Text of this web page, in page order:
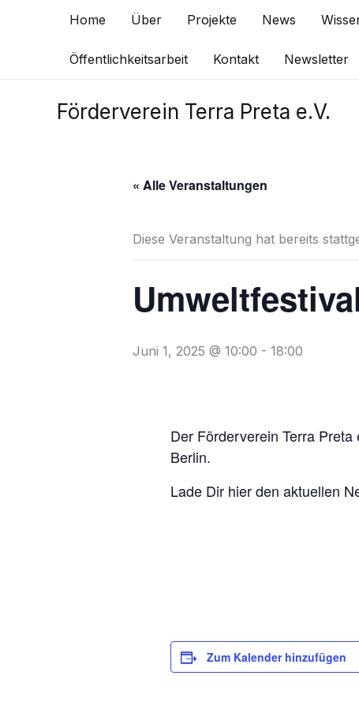
Home Über Projekte News
Öffentlichkeitsarbeit Kontakt Newsletter
Förderverein Terra Preta e.V.
« Alle Veranstaltungen
Diese Veranstaltung hat bereits
Juni 1, 2025 @ 10:00 - 18:00
Der Förderverein Terra
Berlin.
Lade Dir hier den aktuellen
Zum Kalender hinzufügen